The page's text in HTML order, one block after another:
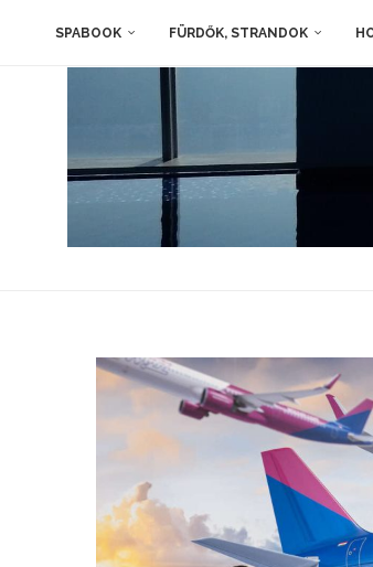
SPABOOK FÜRDŐK, STRANDOK